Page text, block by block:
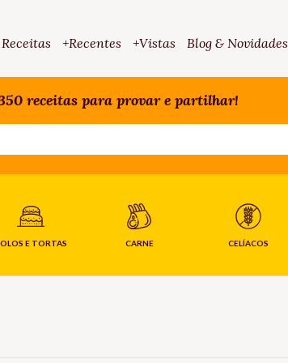
Receitas +Recentes +Vistas Blog & Novidades
receitas para provar e partilhar!
E TORTAS CARNE CELÍACOS